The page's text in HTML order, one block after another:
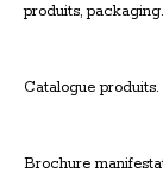
produits, packaging.
Catalogue produits.
Brochure